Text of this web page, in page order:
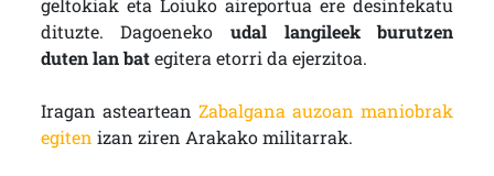
geltokiak eta Loiuko aireportua ere desinfekatu
dituzte. Dagoeneko udal langileek burutzen
duten lan bategitera etorri da ejerzitoa.
Iragan asteartean Zabalgana auzoan maniobrak
egiten izan ziren Arakako militarrak.